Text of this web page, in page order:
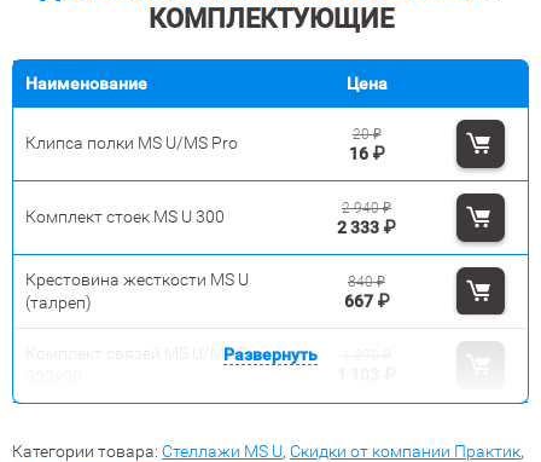
КОМПЛЕКТУЮЩИЕ
Наименование Цена
Клипса полки MS U/MS Pro
16 ₽
20₽
Комплект стоек MS U 300
2 333 ₽
2 940₽
Крестовина жесткости MS U
(талреп)
667 ₽
840₽
Комплект связей MS U/MS ProРазвернуть
Категории товара: Стеллажи MS U, Скидки от компании Практик,